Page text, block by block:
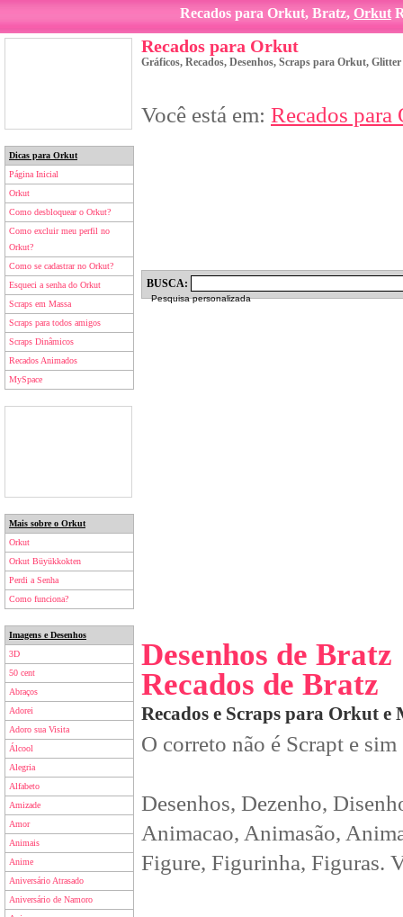
Recados para Orkut, Bratz, Orkut
Dicas para Orkut
Página Inicial
Orkut
Como desbloquear o Orkut?
Como excluir meu perfil no
Orkut?
Como se cadastrar no Orkut?
Esqueci a senha do Orkut
Scraps em Massa
Scraps para todos amigos
Scraps Dinâmicos
Recados Animados
MySpace
Mais sobre o Orkut
Orkut
Orkut Büyükkokten
Perdi a Senha
Como funciona?
Imagens e Desenhos
3D
50 cent
Abraços
Adorei
Adoro sua Visita
Álcool
Alegria
Alfabeto
Amizade
Amor
Animais
Anime
Aniversário Atrasado
Aniversário de Namoro
Recados para Orkut
Gráficos, Recados, Desenhos, Scraps para Orkut,
Você está em: Recados para
BUSCA:
Pesquisa personalizada
Desenhos de Bratz
Recados de Bratz
Recados e Scraps para Orkut e
O correto não é Scrapt e
Desenhos, Dezenho,
Animacao, Animasão,
Figure, Figurinha, Figuras.